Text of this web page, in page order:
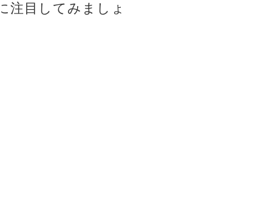
注目してみましょ